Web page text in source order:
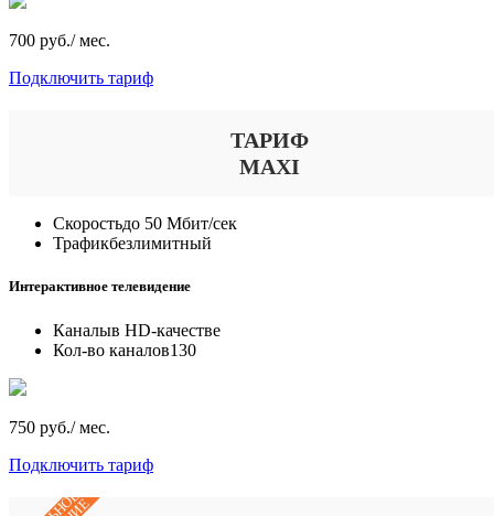
700 руб./ мес.
Подключить тариф
ТАРИФ
MAXI
Скоростьдо 50 Мбит/сек
Трафикбезлимитный
Интерактивное телевидение
Каналыв HD-качестве
Кол-во каналов130
750 руб./ мес.
Подключить тариф